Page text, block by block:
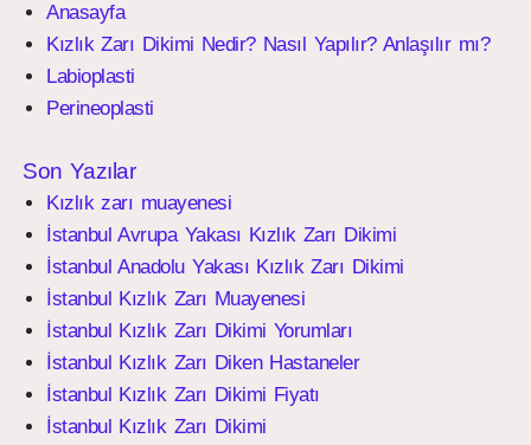
Anasayfa
Kızlık Zarı Dikimi Nedir? Nasıl Yapılır? Anlaşılır mı?
Labioplasti
Perineoplasti
Son Yazılar
Kızlık zarı muayenesi
İstanbul Avrupa Yakası Kızlık Zarı Dikimi
İstanbul Anadolu Yakası Kızlık Zarı Dikimi
İstanbul Kızlık Zarı Muayenesi
İstanbul Kızlık Zarı Dikimi Yorumları
İstanbul Kızlık Zarı Diken Hastaneler
İstanbul Kızlık Zarı Dikimi Fiyatı
İstanbul Kızlık Zarı Dikimi